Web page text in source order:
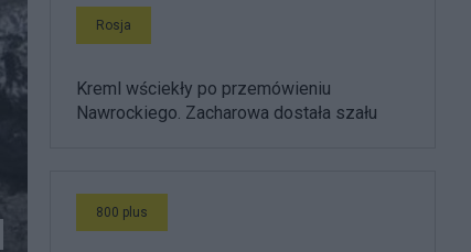
Rosja
Kreml wściekły po przemówieniu
Nawrockiego. Zacharowa dostała szału
800 plus